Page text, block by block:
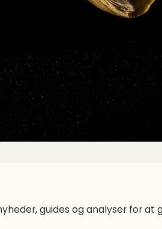
guides og analyser for at